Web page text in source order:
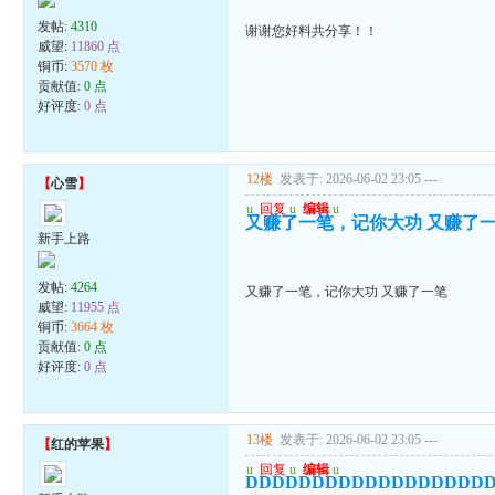
发帖:4310
威望: 11860 点
铜币:3570 枚
贡献值:0 点
好评度:0 点
谢谢您好料共分享！！
【心雪】
新手上路
发帖:4264
威望: 11955 点
铜币:3664 枚
贡献值:0 点
好评度:0 点
12楼 发表于: 2026-06-02 23:05 ---
u 回复 u 编辑 u
又赚了一笔，记你大功 又赚了
又赚了一笔，记你大功 又赚了一笔
【红的苹果】 13楼 发表于: 2026-06-02 23:05 ---
u 回复 u 编辑 u